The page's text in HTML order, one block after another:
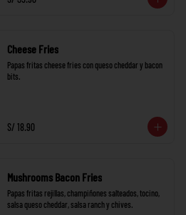
Cheese Fries
Papas fritas cheese fries con queso cheddar y bacon
bits.
S/ 18.90
Mushrooms Bacon Fries
Papas fritas rejillas, champiñones salteados, tocino,
salsa queso cheddar, salsa ranch y chives.